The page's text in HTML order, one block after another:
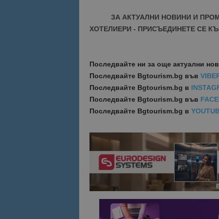
ЗА АКТУАЛНИ НОВИНИ И
ХОТЕЛИЕРИ - ПРИСЪЕДИНЕТЕ СЕ
Последвайте ни за още актуални
Последвайте Bgtourism.bg във
Последвайте Bgtourism.bg в
Последвайте Bgtourism.bg във
Последвайте Bgtourism.bg в
Име
is_unique
_ga_B09EBBY8PY
_ga_FK650GXHRZ
_ga
Име